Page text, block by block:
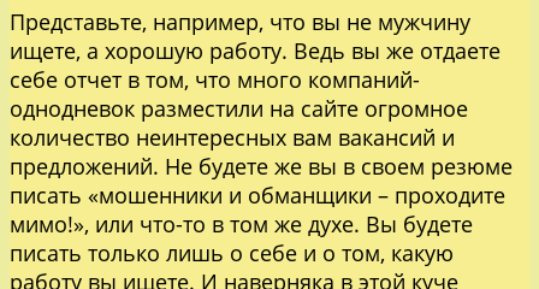
Представьте, например, что вы не мужчину
ищете, а хорошую работу. Ведь вы же отдаете
себе отчет в том, что много компаний-
однодневок разместили на сайте огромное
количество неинтересных вам вакансий и
предложений. Не будете же вы в своем резюме
писать «мошенники и обманщики – проходите
мимо!», или что-то в том же духе. Вы будете
писать только лишь о себе и о том, какую
работу вы ищете. И наверняка в этой куче